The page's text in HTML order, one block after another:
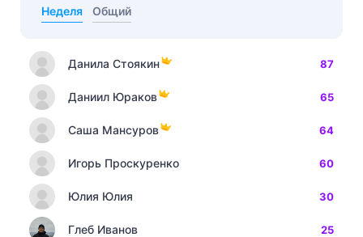
Неделя Общий
Данила Стоякин 87
Даниил Юраков 65
Саша Мансуров 64
Игорь Проскуренко 60
Юлия Юлия 30
Глеб Иванов 25